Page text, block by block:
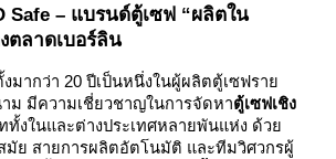
– แบรนด์ตู้เซฟ “ผลิตใน
ตลาดเบอร์ลิน
มากว่า 20 ปีเป็นหนึ่งในผู้ผลิตตู้เซฟราย
ม มีความเชี่ยวชาญในการจัดหาตู้เซฟเชิง
ทั้งในและต่างประเทศหลายพันแห่ง ด้วย
มัย ​​สายการผลิตอัตโนมัติ และทีมวิศวกรผู้